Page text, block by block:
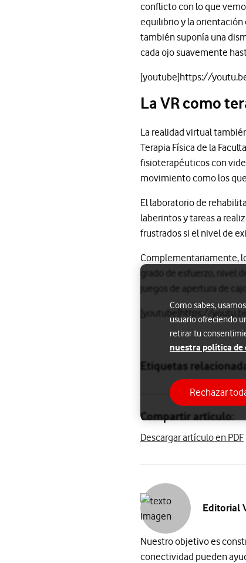
conflicto con lo que
equilibrio y la orientación
también suponía una
cada ojo suavemente
[youtube]https://
La VR como
La realidad virtual
Terapia Física de la
fisioterapéuticos con
movimiento como los
El laboratorio de
laberintos y tareas a
frustrados si el nivel de
Complementariamente,
grado de esfuerzo, nivel
juegos de apertura de
[youtube]https://
Etiquetas
Compartir artículo:
Descargar artículo en PDF
Editorial
Nuestro objetivo es
conectividad pueden
Como sabes,
usuario ofreciendo
retirar tu
nuestra política de
Rechazar